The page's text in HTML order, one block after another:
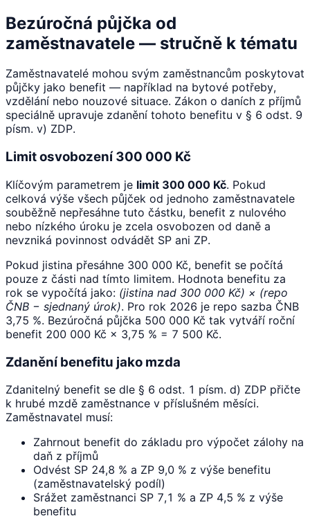
Bezúročná půjčka od
zaměstnavatele — stručně k tématu
Zaměstnavatelé mohou svým zaměstnancům poskytovat
půjčky jako benefit — například na bytové potřeby,
vzdělání nebo nouzové situace. Zákon o daních z příjmů
speciálně upravuje zdanění tohoto benefitu v § 6 odst. 9
písm. v) ZDP.
Limit osvobození 300 000 Kč
Klíčovým parametrem je limit 300 000 Kč. Pokud
celková výše všech půjček od jednoho zaměstnavatele
souběžně nepřesáhne tuto částku, benefit z nulového
nebo nízkého úroku je zcela osvobozen od daně a
nevzniká povinnost odvádět SP ani ZP.
Pokud jistina přesáhne 300 000 Kč, benefit se počítá
pouze z části nad tímto limitem. Hodnota benefitu za
rok se vypočítá jako: (jistina nad 300 000 Kč) × (repo
ČNB − sjednaný úrok). Pro rok 2026 je repo sazba ČNB
3,75 %. Bezúročná půjčka 500 000 Kč tak vytváří roční
benefit 200 000 Kč × 3,75 % = 7 500 Kč.
Zdanění benefitu jako mzda
Zdanitelný benefit se dle § 6 odst. 1 písm. d) ZDP přičte
k hrubé mzdě zaměstnance v příslušném měsíci.
Zaměstnavatel musí:
Zahrnout benefit do základu pro výpočet zálohy na
daň z příjmů
Odvést SP 24,8 % a ZP 9,0 % z výše benefitu
(zaměstnavatelský podíl)
Srážet zaměstnanci SP 7,1 % a ZP 4,5 % z výše
benefitu